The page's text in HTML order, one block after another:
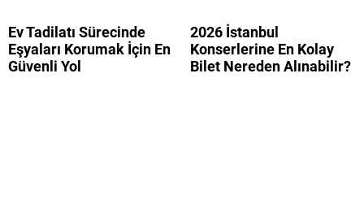
Ev Tadilatı Sürecinde
Eşyaları Korumak İçin En
Güvenli Yol
2026 İstanbul
Konserlerine En Kolay
Bilet Nereden Alınabilir?